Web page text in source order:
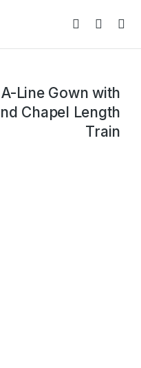
Line Gown with
Chapel Length
Train